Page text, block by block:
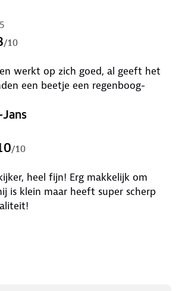
geleverd als compleet pakket,
nekkoord en
Alles wat je nodig hebt voor
avontuur is inbegrepen.
9 cm (uitgeklapt) / 9 x 6 cm
optisch glas, ABS
mm
mm diameter
meter op 1000 meter afstand
te vergroten?
/10
werkt op zich goed, al geeft het
een beetje een regenboog-
Jans
/10
heel fijn! Erg makkelijk om
is klein maar heeft super scherp